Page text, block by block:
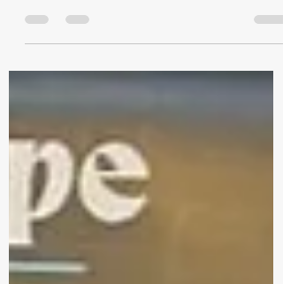
Delemer dans l'article « Armer la police...